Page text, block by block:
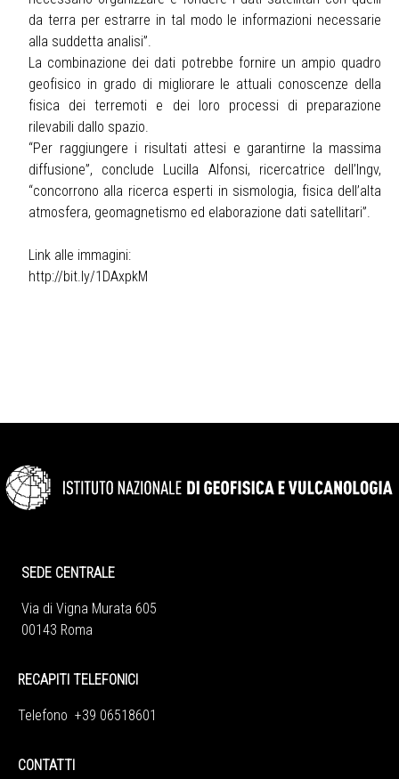
da terra per estrarre in tal modo le informazioni necessarie
alla suddetta analisi”.
La combinazione dei dati potrebbe fornire un ampio quadro
geofisico in grado di migliorare le attuali conoscenze della
fisica dei terremoti e dei loro processi di preparazione
rilevabili dallo spazio.
“Per raggiungere i risultati attesi e garantirne la massima
diffusione”, conclude Lucilla Alfonsi, ricercatrice dell’Ingv,
“concorrono alla ricerca esperti in sismologia, fisica dell’alta
atmosfera, geomagnetismo ed elaborazione dati satellitari”.
Link alle immagini:
http://bit.ly/1DAxpkM
SEDE CENTRALE
Via di Vigna Murata 605
00143 Roma
RECAPITI TELEFONICI
Telefono +39 06518601
CONTATTI